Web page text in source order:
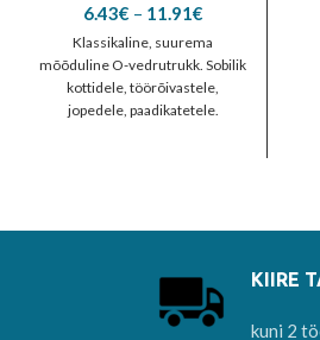
6.43€ – 11.91€Price
6.43€
through
11.91€
Klassikaline, suurema
mõõduline O-vedrutrukk. Sobilik
kottidele, töörõivastele,
jopedele, paadikatetele.
KIIRE
kuni 2